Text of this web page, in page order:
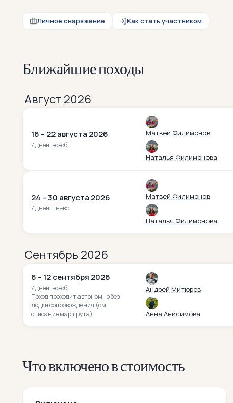
Личное снаряжение Как стать участником
Ближайшие походы
Август 2026
16 – 22 августа 2026
7 дней, вс–сб
Матвей Филимонов
Наталья Филимонова
24 – 30 августа 2026
7 дней, пн–вс
Матвей Филимонов
Наталья Филимонова
Сентябрь 2026
6 – 12 сентября 2026
7 дней, вс–сб
Поход проходит автономно без
лодки сопровождения (см.
описание маршрута)
Андрей Митюрев
Анна Анисимова
Что включено в стоимость